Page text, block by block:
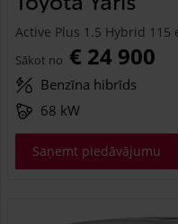
Active Plus 1.5 Hybrid 115
Sākot no € 24 900
Benzīna hibrīds
68 kW
Saņemt piedāvājumu